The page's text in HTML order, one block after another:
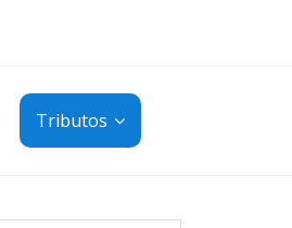
Tributos